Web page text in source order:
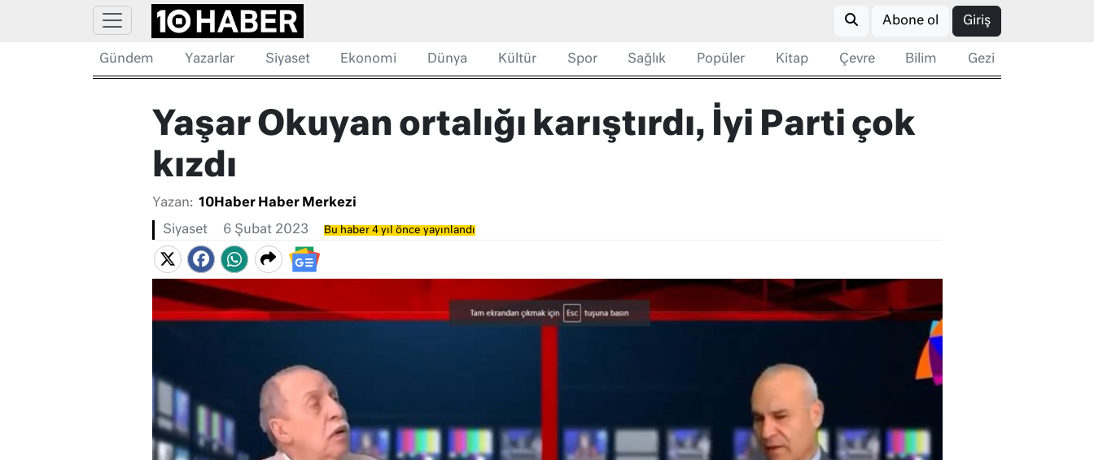
Abone ol Giriş
Gündem Yazarlar Siyaset Ekonomi Dünya Kültür Spor Sağlık Popüler Kitap Çevre Bilim Gezi
Yaşar Okuyan ortalığı karıştırdı, İyi Parti çok
kızdı
Yazan: 10Haber Haber Merkezi
Siyaset 6 Şubat 2023 Bu haber 4 yıl önce yayınlandı